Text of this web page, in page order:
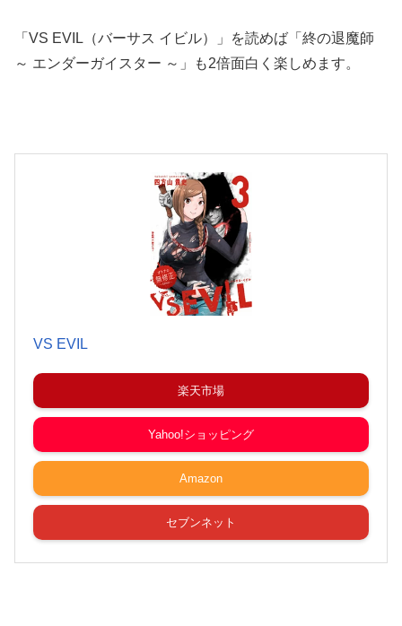
「VS EVIL（バーサス イビル）」を読めば 「終の退魔師
～ エンダーガイスター ～」も2倍面白く楽しめます。
VS EVIL
楽天市場
Yahoo!ショッピング
Amazon
セブンネット